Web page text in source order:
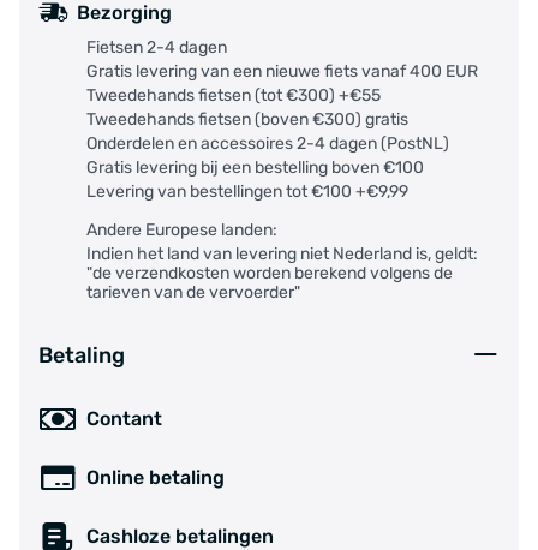
Bezorging
Fietsen 2-4 dagen
Gratis levering van een nieuwe fiets vanaf 400 EUR
Tweedehands fietsen (tot €300) +€55
Tweedehands fietsen (boven €300) gratis
Onderdelen en accessoires 2-4 dagen (PostNL)
Gratis levering bij een bestelling boven €100
Levering van bestellingen tot €100 +€9,99
Andere Europese landen:
Indien het land van levering niet Nederland is, geldt:
"de verzendkosten worden berekend volgens de
tarieven van de vervoerder"
Betaling
Contant
Online betaling
Cashloze betalingen